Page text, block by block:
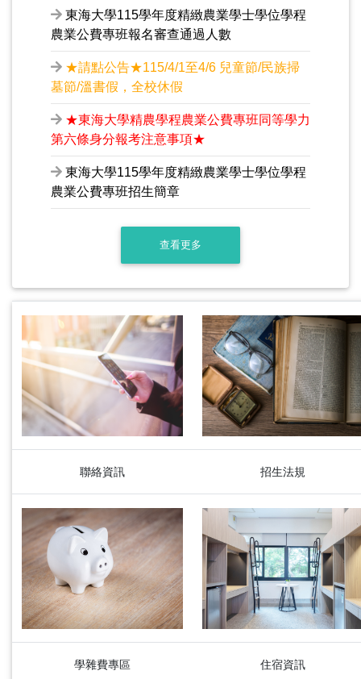
東海大學115學年度精緻農業學士學位學程
農業公費專班報名審查通過人數
★請點公告★115/4/1至4/6 兒童節/民族掃
墓節/溫書假，全校休假
★東海大學精農學程農業公費專班同等學力
第六條身分報考注意事項★
東海大學115學年度精緻農業學士學位學程
農業公費專班招生簡章
查看更多
聯絡資訊 招生法規
學雜費專區 住宿資訊